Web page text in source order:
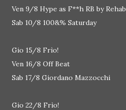
Ven 9/8 Hype as F**h RB by Rehab
Sab 10/8 100&% Saturday
Gio 15/8 Frìo!
Ven 16/8 Off Beat
Sab 17/8 Giordano Mazzocchi
Gio 22/8 Frìo!